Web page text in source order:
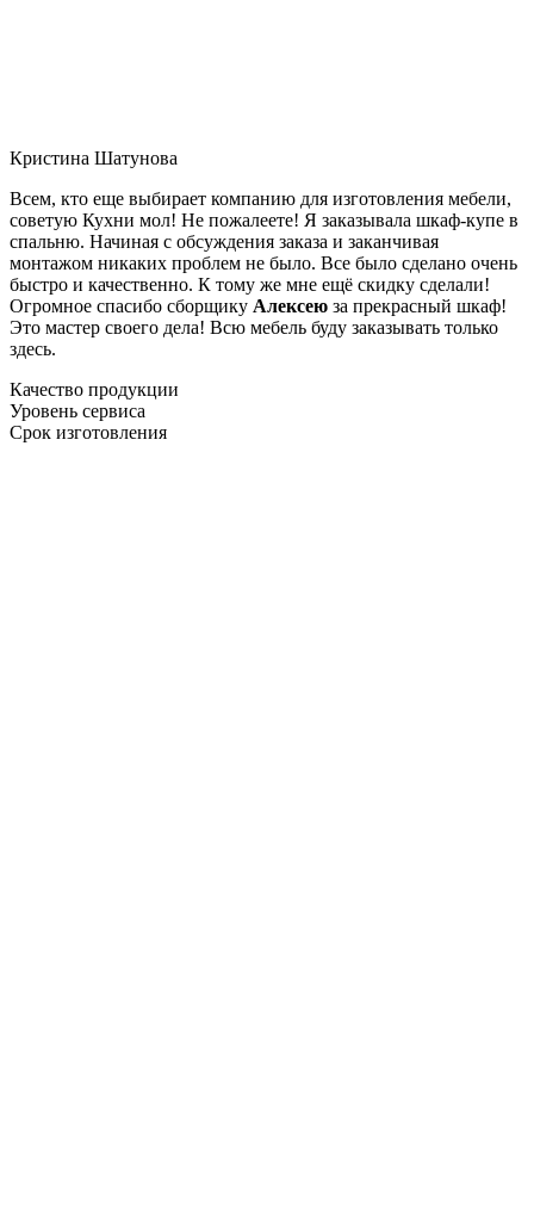
Кристина Шатунова
Всем, кто еще выбирает компанию для изготовления мебели,
советую Кухни мол! Не пожалеете! Я заказывала шкаф-купе в
спальню. Начиная с обсуждения заказа и заканчивая
монтажом никаких проблем не было. Все было сделано очень
быстро и качественно. К тому же мне ещё скидку сделали!
Огромное спасибо сборщику Алексею за прекрасный шкаф!
Это мастер своего дела! Всю мебель буду заказывать только
здесь.
Качество продукции
Уровень сервиса
Срок изготовления